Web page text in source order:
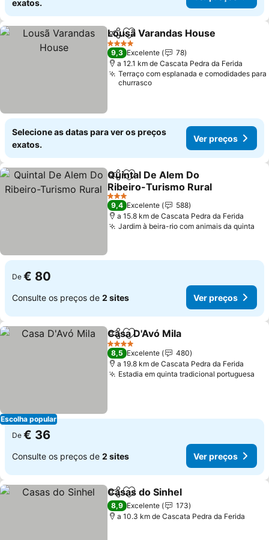
exatos.
PartilharAdicionar aos favoritos
Lousã Varandas House
4 Estrelas
9,3 Excelente
78
a 12.1 km de Cascata Pedra da Ferida
Terraço com esplanada e comodidades para
churrasco
Selecione as datas para ver os preços
exatos.
Ver preços
PartilharAdicionar aos favoritos
Quintal De Alem Do
Ribeiro-Turismo Rural
Ver preços
3 Estrelas
9,4 Excelente
588
a 15.8 km de Cascata Pedra da Ferida
Jardim à beira-rio com animais da quinta
De € 80
Consulte os preços de 2 sites Ver preços
Escolha popular
PartilharAdicionar aos favoritos
Casa D'Avó Mila
4 Estrelas
8,5 Excelente
480
a 19.8 km de Cascata Pedra da Ferida
Estadia em quinta tradicional portuguesa
De € 36
Consulte os preços de 2 sites Ver preços
PartilharAdicionar aos favoritos
Casas do Sinhel
8,9 Excelente
173
a 10.3 km de Cascata Pedra da Ferida